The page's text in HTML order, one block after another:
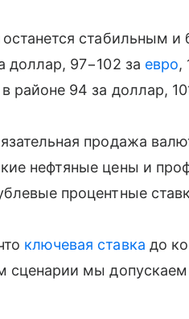
стабильным и
доллар, 97−102 за евро,
районе 94 за доллар,
продажа
нефтяные цены и
процентные
ключевая ставка до
сценарии мы